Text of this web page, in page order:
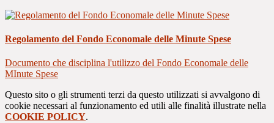
Regolamento del Fondo Economale delle Minute Spese
Documento che disciplina l'utilizzo del Fondo Economale delle
MInute Spese
Questo sito o gli strumenti terzi da questo utilizzati si avvalgono di
cookie necessari al funzionamento ed utili alle finalità illustrate nella
COOKIE POLICY.